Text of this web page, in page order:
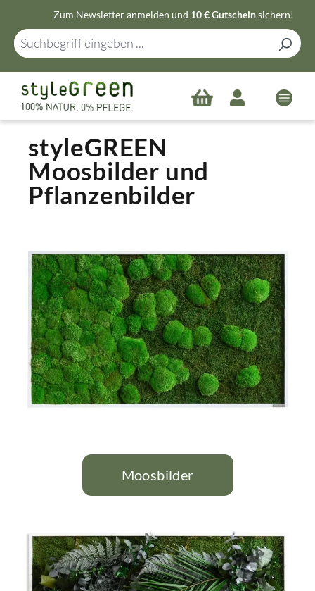
Zum Hauptinhalt springen
Zum Newsletter anmelden und 10 € Gutscheinsichern!
styleGREEN
Moosbilder und
Pflanzenbilder
Moosbilder